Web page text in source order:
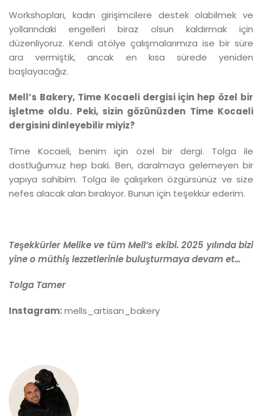
Workshopları, kadın girişimcilere destek olabilmek ve
yollarındaki engelleri biraz olsun kaldırmak için
düzenliyoruz. Kendi atölye çalışmalarımıza ise bir süre
ara vermiştik, ancak en kısa sürede yeniden
başlayacağız.
Mell’s Bakery, Time Kocaeli dergisi için hep özel bir
işletme oldu. Peki, sizin gözünüzden Time Kocaeli
dergisini dinleyebilir miyiz?
Time Kocaeli, benim için özel bir dergi. Tolga ile
dostluğumuz hep baki. Ben, daralmaya gelemeyen bir
yapıya sahibim. Tolga ile çalışırken özgürsünüz ve size
nefes alacak alan bırakıyor. Bunun için teşekkür ederim.
Teşekkürler Melike ve tüm Mell’s ekibi. 2025 yılında bizi
yine o müthiş lezzetlerinle buluşturmaya devam et…
Tolga Tamer
Instagram:mells_artisan_bakery